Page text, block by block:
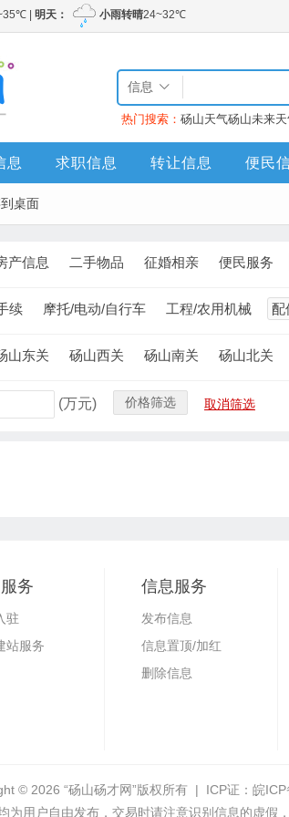
信息
热门搜索： 砀山天气砀山未来
息 求职信息 转让信息 便民
桌面
产信息 二手物品 征婚相亲 便民服务
续 摩托/电动/自行车 工程/农用机械 配
山东关 砀山西关 砀山南关 砀山北关
(万元) 价格筛选 取消筛选
务
驻
站服务
信息服务
发布信息
信息置顶/加红
删除信息
© 2026 “砀山砀才网”版权所有 | ICP证： 皖
为用户自由发布，交易时请注意识别信息的虚